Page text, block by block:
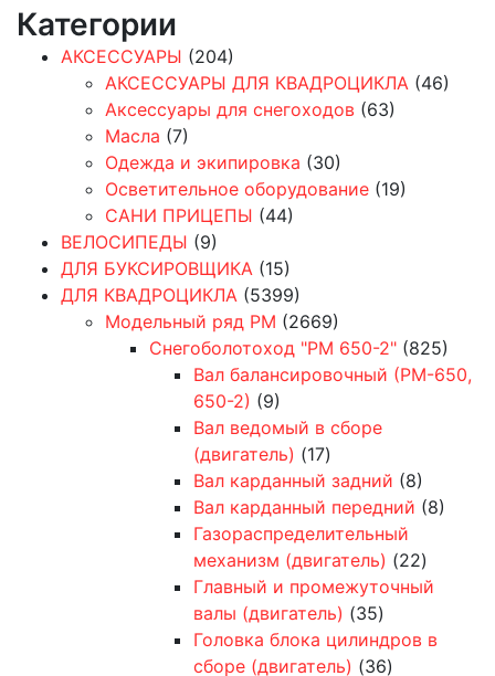
Категории
АКСЕССУАРЫ (204)
АКСЕССУАРЫ ДЛЯ КВАДРОЦИКЛА (46)
Аксессуары для снегоходов (63)
Масла (7)
Одежда и экипировка (30)
Осветительное оборудование (19)
САНИ ПРИЦЕПЫ (44)
ВЕЛОСИПЕДЫ (9)
ДЛЯ БУКСИРОВЩИКА (15)
ДЛЯ КВАДРОЦИКЛА (5399)
Модельный ряд РМ (2669)
Снегоболотоход "РМ 650-2" (825)
Вал балансировочный (РМ-650,
650-2) (9)
Вал ведомый в сборе
(двигатель) (17)
Вал карданный задний (8)
Вал карданный передний (8)
Газораспределительный
механизм (двигатель) (22)
Главный и промежуточный
валы (двигатель) (35)
Головка блока цилиндров в
сборе (двигатель) (36)